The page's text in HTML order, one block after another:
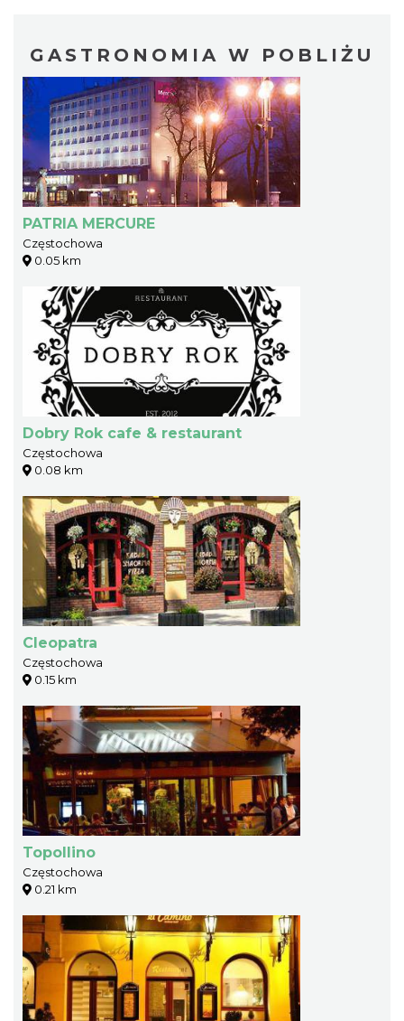
GASTRONOMIA W POBLIŻU
PATRIA MERCURE
Częstochowa
0.05 km
Dobry Rok cafe & restaurant
Częstochowa
0.08 km
Cleopatra
Częstochowa
0.15 km
Topollino
Częstochowa
0.21 km